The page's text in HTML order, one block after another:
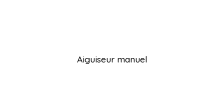
Aiguiseur manuel